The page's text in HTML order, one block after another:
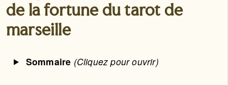
de la fortune du tarot de
marseille
Sommaire (Cliquez pour ouvrir)